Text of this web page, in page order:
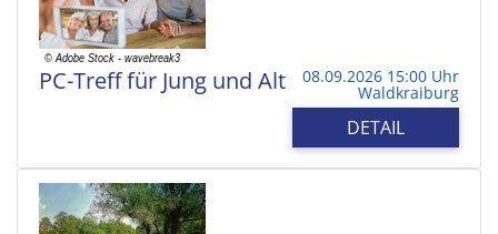
PC-Treff für Jung und Alt 08.09.2026 15:00 Uhr
Waldkraiburg
DETAIL